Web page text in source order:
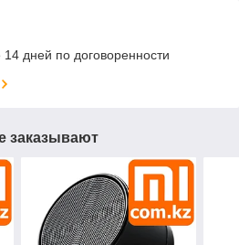
14 дней по договоренности
заказывают